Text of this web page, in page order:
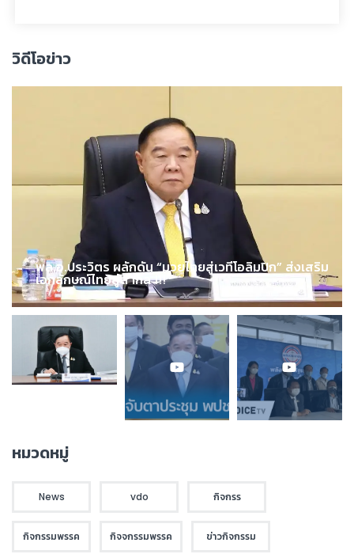
วิดีโอข่าว
พล.อ.ประวิตร ผลักดัน “มวยไทยสู่เวทีโอลิมปิก” ส่งเสริม
เอกลักษณ์ไทยสู่สากล !!!
หมวดหมู่
News vdo กิจกรร
กิจกรรมพรรค กิจจกรรมพรรค ข่าวกิจกรรม